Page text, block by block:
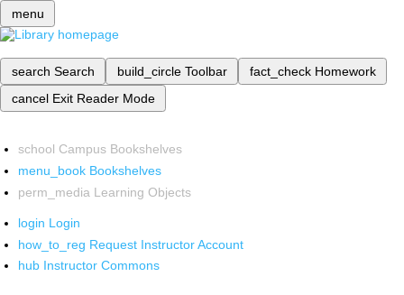
menu
search Search build_circle Toolbar fact_check Homework
cancel Exit Reader Mode
school Campus Bookshelves
menu_book Bookshelves
perm_media Learning Objects
login Login
how_to_reg Request Instructor Account
hub Instructor Commons